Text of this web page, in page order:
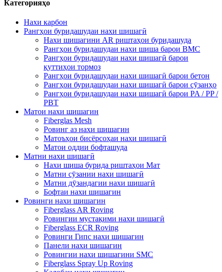
Категорияҳо
Нахи карбон
Рангҳои буридашудаи нахи шишагӣ
Нахи шишагини AR риштаҳои буридашуда
Рангҳои буридашудаи нахи шиша барои BMC
Рангҳои буридашудаи нахи шишагӣ барои
қуттиҳои тормоз
Рангҳои буридашудаи нахи шишагӣ барои бетон
Рангҳои буридашудаи нахи шишагӣ барои сӯзанҳо
Рангҳои буридашудаи нахи шишагӣ барои PA / PP /
PBT
Матои нахи шишагин
Fiberglas Mesh
Ровинг аз нахи шишагин
Матоъҳои бисёрсоҳаи нахи шишагӣ
Матои оддии бофташуда
Матни нахи шишагӣ
Нахи шиша бурида риштаҳои Мат
Матни сӯзании нахи шишагӣ
Матни дӯзандагии нахи шишагӣ
Бофтаи нахи шишагин
Ровинги нахи шишагин
Fiberglass AR Roving
Ровингии мустақими нахи шишагӣ
Fiberglass ECR Roving
Ровинги Гипс нахи шишагин
Панели нахи шишагин
Ровингии нахи шишагини SMC
Fiberglass Spray Up Roving